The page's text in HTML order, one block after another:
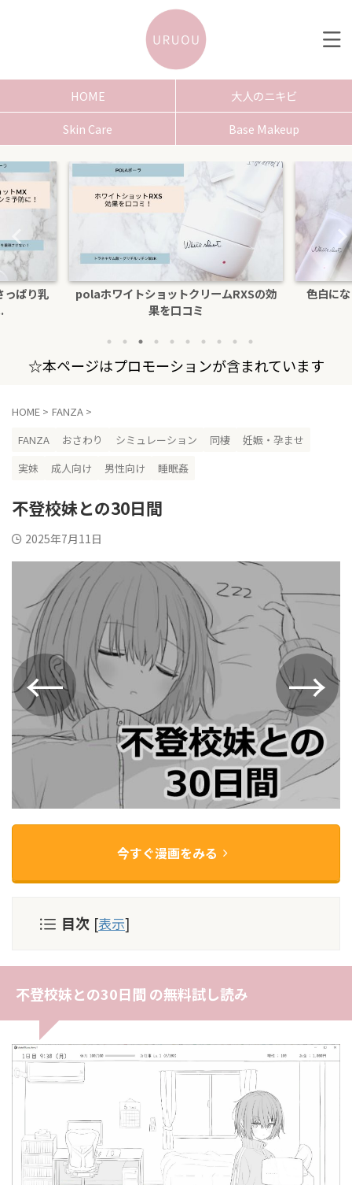
HOME
大人のニキビ
Skin Care
Base Makeup
っぱり乳
polaホワイトショットクリームRXSの効
果を口コミ
色白に
☆本ページはプロモーションが含まれています
HOME > FANZA >
FANZA
おさわり シミュレーション 同棲
妊娠・孕ませ
実妹
成人向け 男性向け 睡眠姦
不登校妹との30日間
2025年7月11日
今すぐ漫画をみる
目次 [表示]
不登校妹との30日間 の無料試し読み